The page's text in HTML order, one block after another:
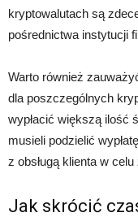
kryptowalutach są
pośrednictwa instytucji
Warto również
dla poszczególnych
wypłacić większą ilość
musieli podzielić
z obsługą klienta w
Jak skrócić